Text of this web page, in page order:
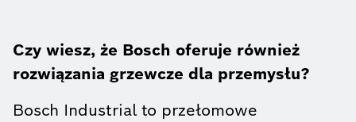
Czy wiesz, że Bosch oferuje również
rozwiązania grzewcze dla przemysłu?
Bosch Industrial to przełomowe